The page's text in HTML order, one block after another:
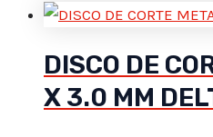
DISCO DE
X 3.0 MM